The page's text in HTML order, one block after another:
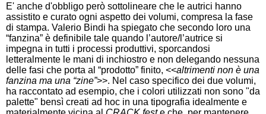
E' anche d'obbligo però sottolineare che le autrici hanno
assistito e curato ogni aspetto dei volumi, compresa la fase
di stampa. Valerio Bindi ha spiegato che secondo loro una
“fanzina” è definibile tale quando l’autore/l’autrice si
impegna in tutti i processi produttivi, sporcandosi
letteralmente le mani di inchiostro e non delegando nessuna
delle fasi che porta al “prodotto” finito, <<altrimenti non è una
fanzina ma una “zine”>>. Nel caso specifico dei due volumi,
ha raccontato ad esempio, che i colori utilizzati non sono "da
palette" bensì creati ad hoc in una tipografia idealmente e